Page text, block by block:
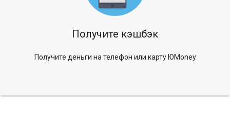
Получите кэшбэк
Получите деньги на телефон или карту ЮMoney